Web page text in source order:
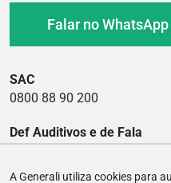
Falar no WhatsApp
SAC
0800 88 90 200
Def Auditivos e de Fala
A Generali utiliza cookies para